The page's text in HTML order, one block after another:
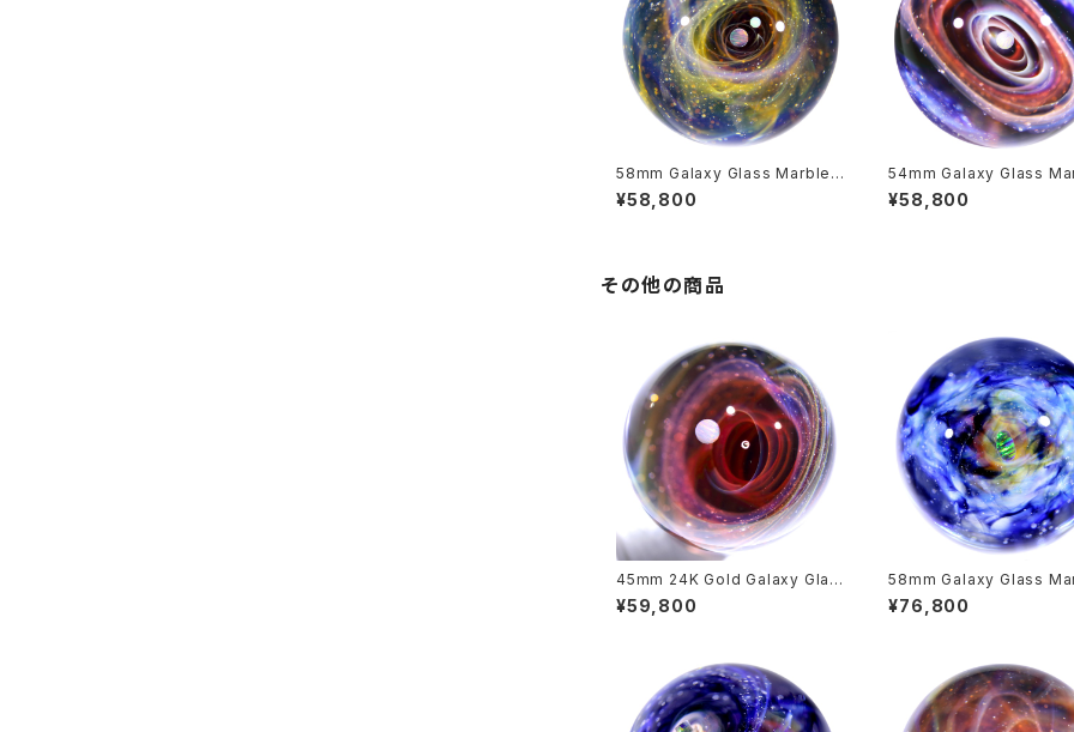
58mm Galaxy Glass Marble
宇宙ガラスマーブル - オブジェ n
o.M281
¥58,800
54mm Galaxy Glass
宇宙ガラスマーブル - オブジ
o.M262
¥58,800
その他の商品
45mm 24K Gold Galaxy Glas
s Marble 金(24K)の粒宇宙ガラ
¥59,800
58mm Galaxy Glass
with Dual-Sided Design
星雲状宇宙ガラスマーブル -
¥76,800